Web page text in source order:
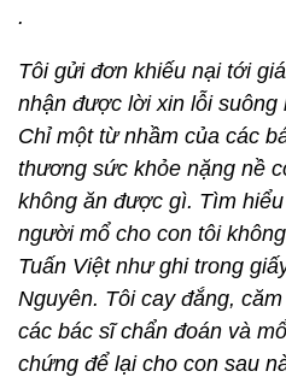
.
Tôi gửi đơn khiếu nại tới
nhận được lời xin lỗi suông
Chỉ một từ nhầm của các
thương sức khỏe nặng nề
không ăn được gì. Tìm
người mổ cho con tôi
Tuấn Việt như ghi trong
Nguyên. Tôi cay đắng,
các bác sĩ chẩn đoán và
chứng để lại cho con sau